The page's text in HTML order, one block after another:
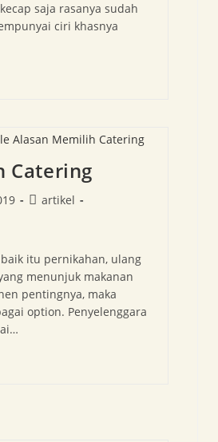
saja rasanya sudah
ciri khasnya
Catering
artikel
itu pernikahan, ulang
menunjuk makanan
pentingnya, maka
option. Penyelenggara